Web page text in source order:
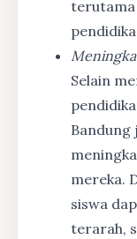
terutama
Selain
Bandung
mereka.
siswa
terarah,